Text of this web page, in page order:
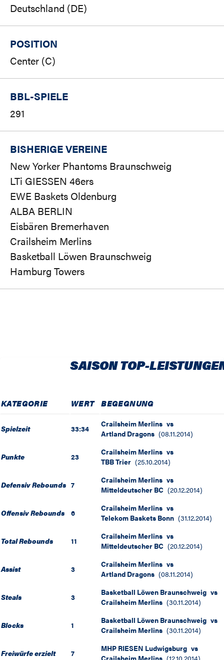
Deutschland (DE)
POSITION
Center (C)
BBL-SPIELE
291
BISHERIGE VEREINE
New Yorker Phantoms Braunschweig
LTi GIESSEN 46ers
EWE Baskets Oldenburg
ALBA BERLIN
Eisbären Bremerhaven
Crailsheim Merlins
Basketball Löwen Braunschweig
Hamburg Towers
SAISON TOP-
KATEGORIE WERT BEGEGNUNG
Spielzeit 33:34 Crailsheim Merlins vs
Artland Dragons (08.11.2014)
Punkte 23 Crailsheim Merlins vs
TBB Trier (25.10.2014)
Defensiv Rebounds 7 Crailsheim Merlins vs
Mitteldeutscher BC (20.12.2014)
Offensiv Rebounds 6 Crailsheim Merlins vs
Telekom Baskets Bonn (31.12.2014)
Total Rebounds 11 Crailsheim Merlins vs
Mitteldeutscher BC (20.12.2014)
Assist 3 Crailsheim Merlins vs
Artland Dragons (08.11.2014)
Steals 3 Basketball Löwen Braunschweig vs
Crailsheim Merlins (30.11.2014)
Blocks 1 Basketball Löwen Braunschweig vs
Crailsheim Merlins (30.11.2014)
Freiwürfe erzielt 7 MHP RIESEN Ludwigsburg vs